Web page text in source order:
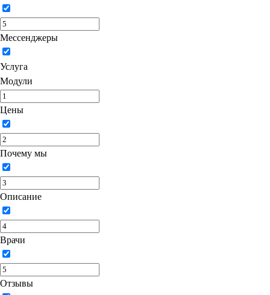
Мессенджеры
Услуга
Модули
Цены
Почему мы
Описание
Врачи
Отзывы